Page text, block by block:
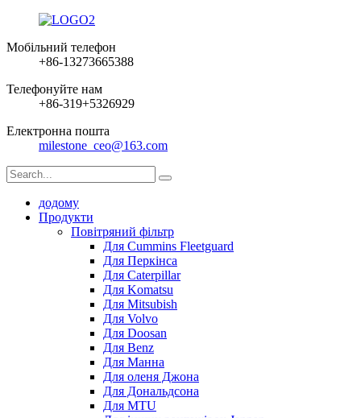
Мобільний телефон
+86-13273665388
Телефонуйте нам
+86-319+5326929
Електронна пошта
milestone_ceo@163.com
додому
Продукти
Повітряний фільтр
Для Cummins Fleetguard
Для Перкінса
Для Caterpillar
Для Komatsu
Для Mitsubish
Для Volvo
Для Doosan
Для Benz
Для Манна
Для оленя Джона
Для Дональдсона
Для MTU